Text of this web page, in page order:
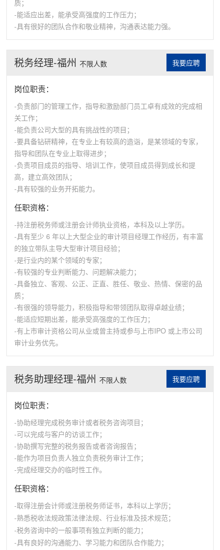
质；
-能适应出差，能承受高强度的工作压力；
-具有很好的团队合作和敬业精神，沟通表达能力强。
税务经理-福州 不限人数 我要应聘
岗位职责：
-负责部门的管理工作，指导和激励部门员工卓有成效的完成相
关工作；
-能负责公司大型的具有挑战性的项目；
-要具备钻研精神，在专业上有较高的造诣，是某领域的专家，
指导和团队在专业上取得进步；
-负责项目成员的指导、培训工作，使项目成员得到成长和提
高，建立高效团队；
-具有较强的业务开拓能力。
任职资格：
-持注册税务师或注册会计师执业资格，本科及以上学历。
-具有至少 6 年以上大型企业的审计项目经理工作经历，有丰富
的独立带队主导大型审计项目经验；
-是行业内的某个领域的专家；
-有较强的专业判断能力、问题解决能力；
-具备独立、客观、公正、正直、胜任、敬业、热情、保密的品
质；
-有很强的领导能力，积极指导和带领团队取得卓越业绩；
-能适应短期出差，能承受高强度的工作压力；
-有上市审计资格公司从业或曾主持或参与上市IPO 或上市公司
审计业务优先。
税务助理经理-福州 不限人数 我要应聘
岗位职责：
-协助经理完成税务审计或者税务咨询项目；
-可以完成与客户的访谈工作；
-协助撰写完整的税务报告或者咨询报告；
-能作为项目负责人独立负责税务审计工作；
-完成经理交办的临时性工作。
任职资格：
-取得注册会计师或注册税务师证书，本科以上学历；
-熟悉税收法规政策法律法规、行业标准及技术规范；
-税务咨询中的一般事项有独立判断的能力；
-具有良好的沟通能力、学习能力和团队合作能力；